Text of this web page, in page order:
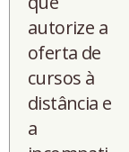
autorize a
oferta de
cursos à
distância e
a